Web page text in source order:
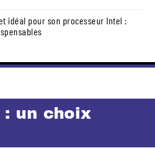
idéal pour son processeur Intel :
un choix